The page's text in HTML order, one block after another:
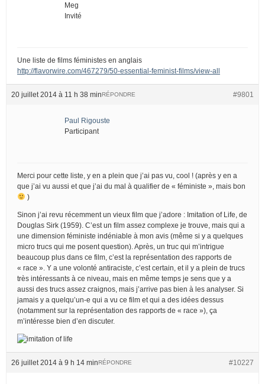
Meg
Invité
Une liste de films féministes en anglais
http://flavorwire.com/467279/50-essential-feminist-films/view-all
20 juillet 2014 à 11 h 38 min #9801
RÉPONDRE
Paul Rigouste
Participant
Merci pour cette liste, y en a plein que j’ai pas vu, cool ! (après y en a
que j’ai vu aussi et que j’ai du mal à qualifier de « féministe », mais bon
)
Sinon j’ai revu récemment un vieux film que j’adore : Imitation of Life, de
Douglas Sirk (1959). C’est un film assez complexe je trouve, mais qui a
une dimension féministe indéniable à mon avis (même si y a quelques
micro trucs qui me posent question). Après, un truc qui m’intrigue
beaucoup plus dans ce film, c’est la représentation des rapports de
« race ». Y a une volonté antiraciste, c’est certain, et il y a plein de trucs
très intéressants à ce niveau, mais en même temps je sens que y a
aussi des trucs assez craignos, mais j’arrive pas bien à les analyser. Si
jamais y a quelqu’un-e qui a vu ce film et qui a des idées dessus
(notamment sur la représentation des rapports de « race »), ça
m’intéresse bien d’en discuter.
26 juillet 2014 à 9 h 14 min #10227
RÉPONDRE